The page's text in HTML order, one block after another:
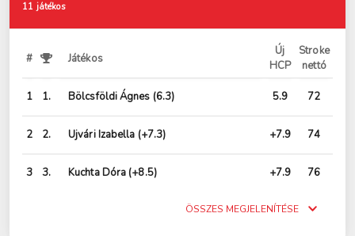
11 játékos
# Játékos
Új
HCP
Stroke
nettó
1 1. Bölcsföldi Ágnes (6.3) 5.9 72
2 2. Ujvári Izabella (+7.3) +7.9 74
3 3. Kuchta Dóra (+8.5) +7.9 76
ÖSSZES MEGJELENÍTÉSE